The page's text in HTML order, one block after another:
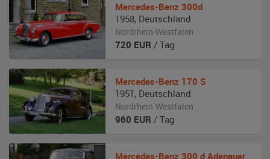
Mercedes-Benz 300d
1958, Deutschland
Nordrhein-Westfalen
720 EUR / Tag
Mercedes-Benz 170 S
1951 , Deutschland
Nordrhein-Westfalen
960 EUR / Tag
Mercedes-Benz 300 d Adenauer